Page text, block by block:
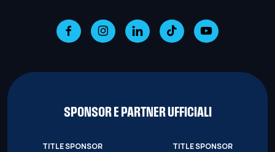
SPONSOR E PARTNER UFFICIALI
TITLE SPONSOR TITLE SPONSOR